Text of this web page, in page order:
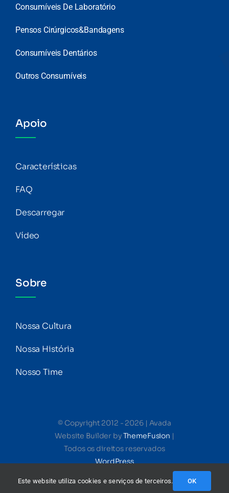
Consumíveis De Laboratório
Pensos Cirúrgicos&Bandagens
Consumíveis Dentários
Outros Consumíveis
Apoio
Características
FAQ
Descarregar
Vídeo
Sobre
Nossa Cultura
Nossa História
Nosso Time
© Copyright 2012 - 2026 | Avada
Website Builder byThemeFusion |
Todos os direitos reservados
WordPress
Este website utiliza cookies e serviços de terceiros. OK